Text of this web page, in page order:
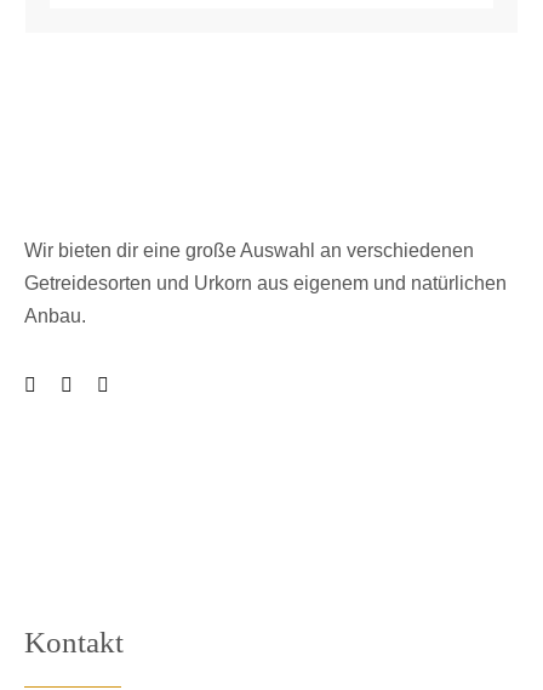
Wir bieten dir eine große Auswahl an verschiedenen
Getreidesorten und Urkorn aus eigenem und natürlichen
Anbau.
Kontakt